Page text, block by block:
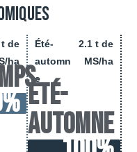
t de
ha
%
Été-
automn
e
2.1 t de
MS/ha
Été-
automne